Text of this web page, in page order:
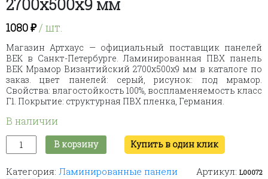
2700х500х9 мм
1080₽/ шт.
Магазин Артхаус — официальный поставщик панелей
ВЕК в Санкт-Петербурге. Ламинированная ПВХ панель
ВЕК Мрамор Византийский 2700х500х9 мм в каталоге по
заказ. цвет панелей: серый, рисунок: под мрамор.
Свойства: влагостойкость 100%, воспламеняемость класс
Г1. Покрытие: структурная ПВХ пленка, Германия.
В наличии
Количество
товара
ПВХ
В корзину Купить в один клик
Артикул: L00072
Категория: Ламинированные панели